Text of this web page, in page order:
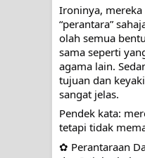
KISAH
SURAT
FASIH.
Ironinya,
“perantara”
olah semua
sama seperti
agama lain.
tujuan dan
sangat jelas.
Pendek kata:
tetapi tidak
✿ Perantaraan